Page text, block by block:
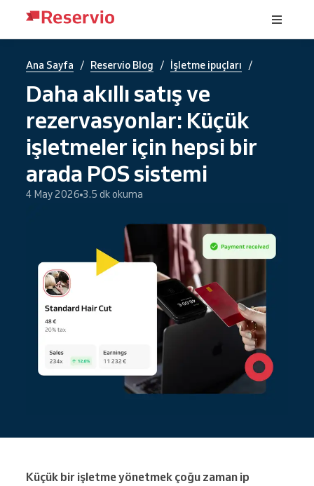
Ana Sayfa / Reservio Blog / İşletme ipuçları /
Daha akıllı satış ve
rezervasyonlar: Küçük
işletmeler için hepsi bir
arada POS sistemi
4 May 2026 3.5 dk okuma
Küçük bir işletme yönetmek çoğu zaman ip